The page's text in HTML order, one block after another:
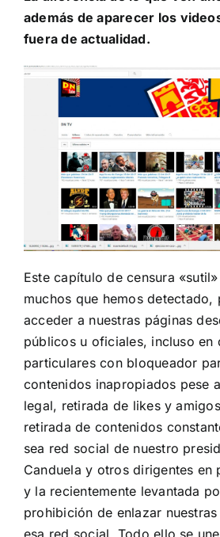
además de aparecer los
fuera de actualidad.
Este capítulo de censura
muchos que hemos
acceder a nuestras páginas
públicos u oficiales, incluso en
particulares con bloqueador
contenidos inapropiados pese
legal, retirada de likes y
retirada de contenidos
sea red social de nuestro
Canduela y otros dirigentes en
y la recientemente levantada
prohibición de enlazar